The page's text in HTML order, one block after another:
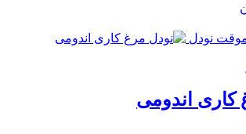
نودل
کاری اندومی